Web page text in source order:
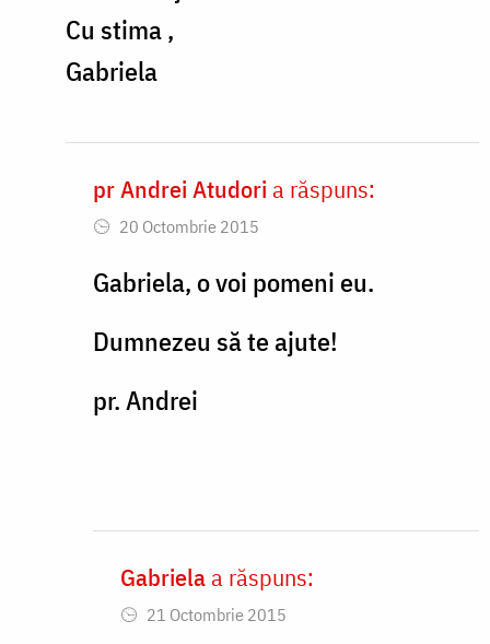
Cu stima ,
Gabriela
In
reply
to
,
ar
bine
Gabriela
pr Andrei Atudori a răspuns:
20 Octombrie 2015
Gabriela, o voi pomeni eu.
Dumnezeu să te ajute!
pr. Andrei
In
reply
Gabriela a răspuns:
21 Octombrie 2015